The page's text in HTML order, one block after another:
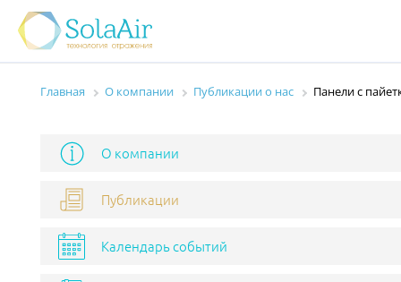
Главная О компании Публикации о нас Панели с
О компании
Публикации
Календарь событий